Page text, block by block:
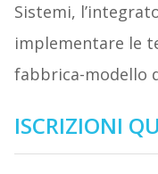
Sistemi,
implementare le
fabbrica-modello
ISCRIZIONI